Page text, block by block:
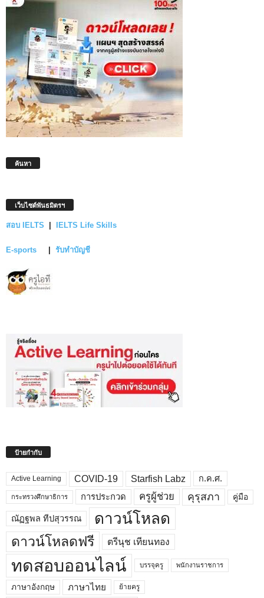
ค้นหา
เว็บไซต์พันธมิตรฯ
สอบ IELTS IELTS Life Skills
E-sports รับทำบัญชี
ป้ายกำกับ
Active Learning COVID-19 Starfish Labz ก.ค.ศ.
กระทรวงศึกษาธิการ การประกวด ครูผู้ช่วย คุรุสภา คู่มือ
ณัฏฐพล ทีปสุวรรณ ดาวน์โหลด
ดาวน์โหลดฟรี ตรีนุช เทียนทอง
ทดสอบออนไลน์ บรรจุครู พนักงานราชการ
ภาษาอังกฤษ ภาษาไทย ย้ายครู